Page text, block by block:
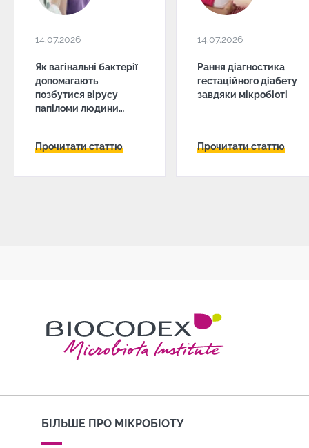
14.07.2026
Як вагінальні бактерії
допомагають
позбутися вірусу
папіломи людини
Прочитати статтю
14.07.2026
Рання діагностика
гестаційного діабету
завдяки мікробіоті
Прочитати статтю
БІЛЬШЕ ПРО МІКРОБІОТУ